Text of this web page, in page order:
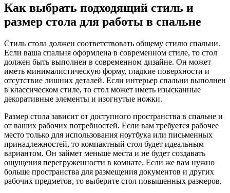
Как выбрать подходящий стиль и
размер стола для работы в спальне
Стиль стола должен соответствовать общему стилю спальни.
Если ваша спальня оформлена в современном стиле, то стол
должен быть выполнен в современном дизайне. Он может
иметь минималистическую форму, гладкие поверхности и
отсутствие лишних деталей. Если интерьер спальни выполнен
в классическом стиле, то стол может иметь изысканные
декоративные элементы и изогнутые ножки.
Размер стола зависит от доступного пространства в спальне и
от ваших рабочих потребностей. Если вам требуется рабочее
место только для использования ноутбука или письменных
принадлежностей, то компактный стол будет идеальным
вариантом. Он займет меньше места и не будет создавать
ощущения перегруженности в комнате. Если же вам нужно
больше пространства для размещения документов и других
рабочих предметов, то выберите стол повышенных размеров.